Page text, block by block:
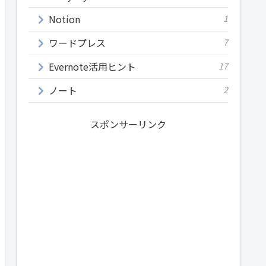
Notion 1
ワードプレス 7
Evernote活用ヒント 17
ノート 2
スポンサーリンク